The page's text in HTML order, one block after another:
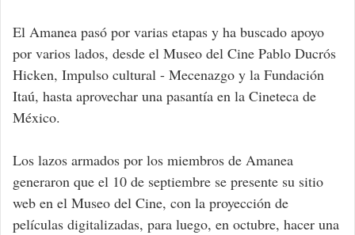
El Amanea pasó por varias etapas y ha buscado apoyo
por varios lados, desde el Museo del Cine Pablo Ducrós
Hicken, Impulso cultural - Mecenazgo y la Fundación
Itaú, hasta aprovechar una pasantía en la Cineteca de
México.
Los lazos armados por los miembros de Amanea
generaron que el 10 de septiembre se presente su sitio
web en el Museo del Cine, con la proyección de
películas digitalizadas, para luego, en octubre, hacer una